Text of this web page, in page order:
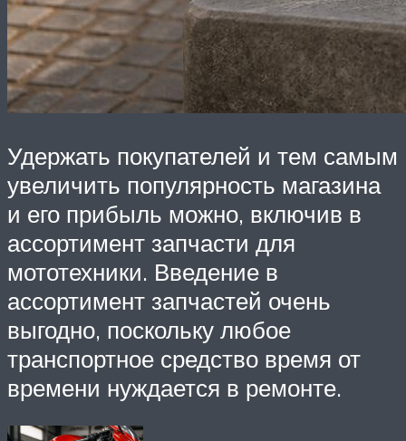
Удержать покупателей и тем самым
увеличить популярность магазина
и его прибыль можно, включив в
ассортимент запчасти для
мототехники. Введение в
ассортимент запчастей очень
выгодно, поскольку любое
транспортное средство время от
времени нуждается в ремонте.